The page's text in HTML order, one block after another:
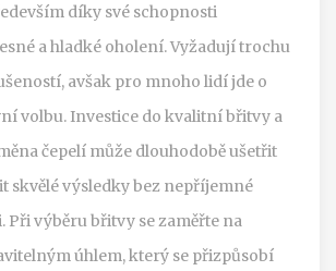
díky své schopnosti
a hladké oholení. Vyžadují trochu
avšak pro mnoho lidí jde o
volbu. Investice do kvalitní břitvy a
čepelí může dlouhodobě ušetřit
skvělé výsledky bez nepříjemné
Při výběru břitvy se zaměřte na
úhlem, který se přizpůsobí